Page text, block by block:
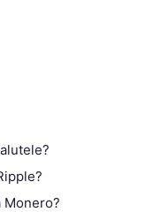
Monero?